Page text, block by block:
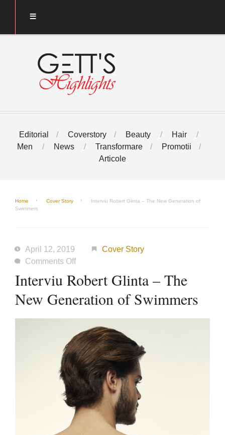
Editorial Coverstory Beauty
Hair
Men
News Transformare
Promotii
Articole
Home Cover Story
Interviu Robert Glinta – The New Generation of
Swimmers
April 12, 2019
Cover Story
Comments Offon
Robert
Glinta
The
New
Generation
of
Swimmers
Interviu Robert Glinta – The
New Generation of Swimmers